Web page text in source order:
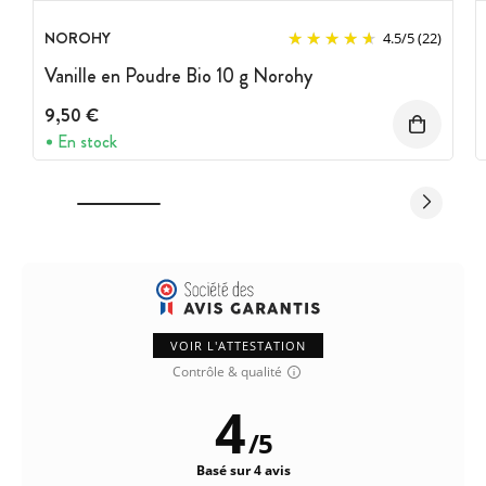
NOROHY 4.5/5(22)
Vanille en Poudre Bio 10 g Norohy
9,50 €
En stock
VOIR L'ATTESTATION
Contrôle & qualité
4/5
Basé sur 4 avis